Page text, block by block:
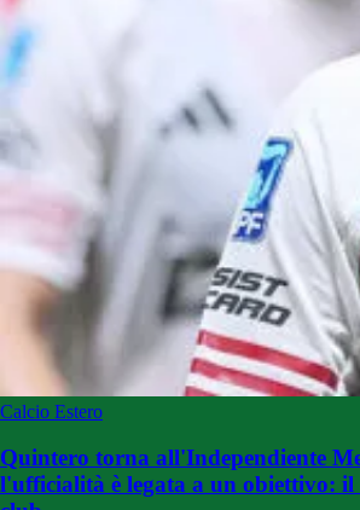
Calcio Estero
Quintero torna all'Independiente
l'ufficialità è legata a un obiettivo: il